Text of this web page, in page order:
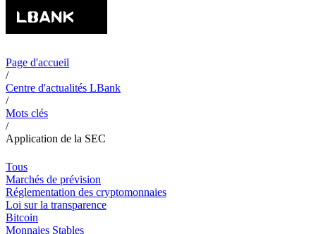
Page d'accueil
/
Centre d'actualités LBank
/
Mots clés
/
Application de la SEC
Tous
Marchés de prévision
Réglementation des cryptomonnaies
Loi sur la transparence
Bitcoin
Monnaies Stables